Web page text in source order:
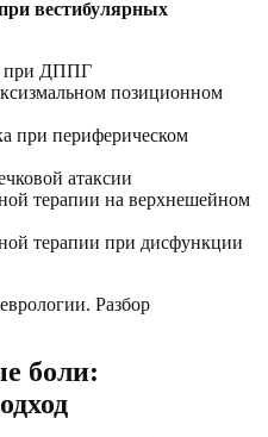
вестибулярных
при ДППГ
позиционном
при периферическом
атаксии
терапии на верхнешейном
терапии при дисфункции
Разбор
боли: